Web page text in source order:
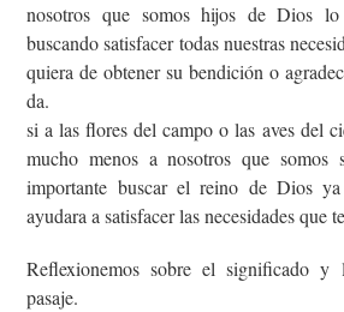
nosotros que somos hijos de Dios
buscando satisfacer todas nuestras
quiera de obtener su bendición o
da.
si a las flores del campo o las aves del
mucho menos a nosotros que somos
importante buscar el reino de Dios
ayudara a satisfacer las necesidades que
Reflexionemos sobre el significado y
pasaje.